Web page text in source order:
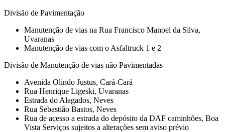
Divisão de Pavimentação
Manutenção de vias na Rua Francisco Manoel da Silva,
Uvaranas
Manutenção de vias com o Asfaltruck 1 e 2
Divisão de Manutenção de vias não Pavimentadas
Avenida Olindo Justus, Cará-Cará
Rua Henrique Ligeski, Uvaranas
Estrada do Alagados, Neves
Rua Sebastião Bastos, Neves
Rua de acesso a estrada do depósito da DAF caminhões, Boa
Vista Serviços sujeitos a alterações sem aviso prévio